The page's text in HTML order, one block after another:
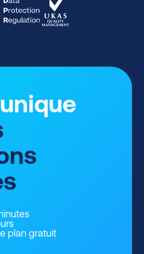
plan gratuit